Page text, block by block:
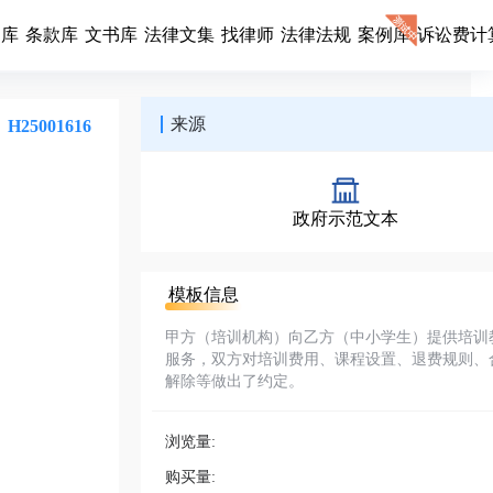
条款库 文书库 法律文集 找律师 法律法规 案例库 诉讼费计
H25001616 来源
政府示范文本
模板信息
甲方（培训机构）向乙方（中小学生）提供培训
服务，双方对培训费用、课程设置、退费规则、
解除等做出了约定。
浏览量:
购买量: